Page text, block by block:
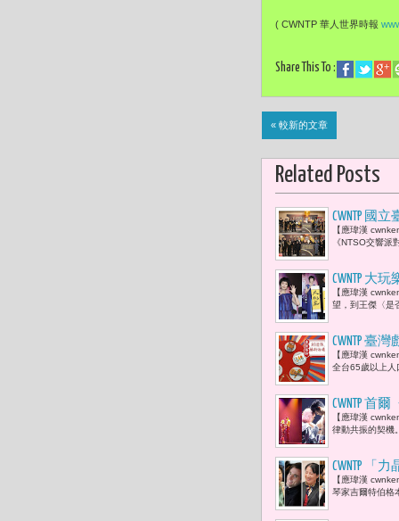
( CWNTP 華人世界時報
Share This To :
« 較新的文章
Related Posts
CWNTP 國
倫、曹雅
【應瑋漢
《NTSO交響
CWNTP 大
一種溫柔
【應瑋漢
望，到王傑〈是
CWNTP 臺
在衛武營
【應瑋漢
全台65歲以上人
CWNTP 首
汗琉
【應瑋漢
律動共振的契機
CWNTP 「
合作 ：
【應瑋漢
琴家吉爾特伯格